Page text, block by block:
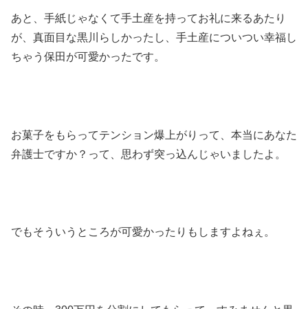
あと、手紙じゃなくて手土産を持ってお礼に来るあたり
が、真面目な黒川らしかったし、手土産についつい幸福し
ちゃう保田が可愛かったです。
お菓子をもらってテンション爆上がりって、本当にあなた
弁護士ですか？って、思わず突っ込んじゃいましたよ。
でもそういうところが可愛かったりもしますよねぇ。